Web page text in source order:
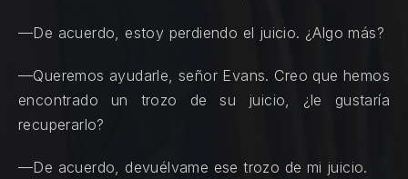
—De acuerdo, estoy perdiendo el juicio. ¿Algo más?
—Queremos ayudarle, señor Evans. Creo que hemos
encontrado un trozo de su juicio, ¿le gustaría
recuperarlo?
—De acuerdo, devuélvame ese trozo de mi juicio.